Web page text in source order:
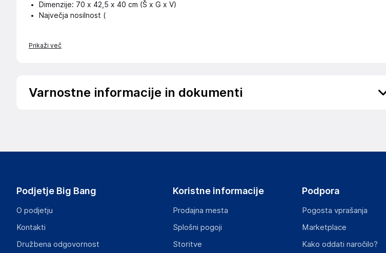
Dimenzije: 70 x 42,5 x 40 cm (Š x G x V)
Največja nosilnost (
Prikaži več
Varnostne informacije in dokumenti
Compliance-safety@vidaxl.com
Gospodarski subjekt s sedežem v EU, ki zagotavlja skladnost izdelka z zahtevanimi predpisi.
Podjetje Big Bang
O podjetju
Kontakti
Družbena odgovornost
Koristne informacije
Prodajna mesta
Splošni pogoji
Storitve
Podpora
Pogosta vprašanja
Marketplace
Kako oddati naročilo?